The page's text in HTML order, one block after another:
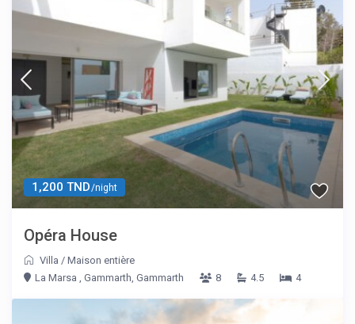
1,200 TND/night
Opéra House
Villa /Maison entière
La Marsa , Gammarth, Gammarth
8 4.5 4